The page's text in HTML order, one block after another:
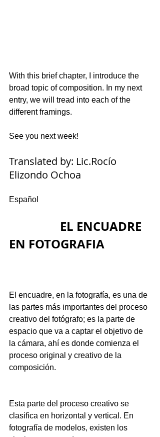
With this brief chapter, I introduce the
broad topic of composition. In my next
entry, we will tread into each of the
different framings.
See you next week!
Translated by: Lic.Rocío
Elizondo Ochoa
Español
EL ENCUADRE
EN FOTOGRAFIA
El encuadre, en la fotografía, es una de
las partes más importantes del proceso
creativo del fotógrafo; es la parte de
espacio que va a captar el objetivo de
la cámara, ahí es donde comienza el
proceso original y creativo de la
composición.
Esta parte del proceso creativo se
clasifica en horizontal y vertical. En
fotografía de modelos, existen los